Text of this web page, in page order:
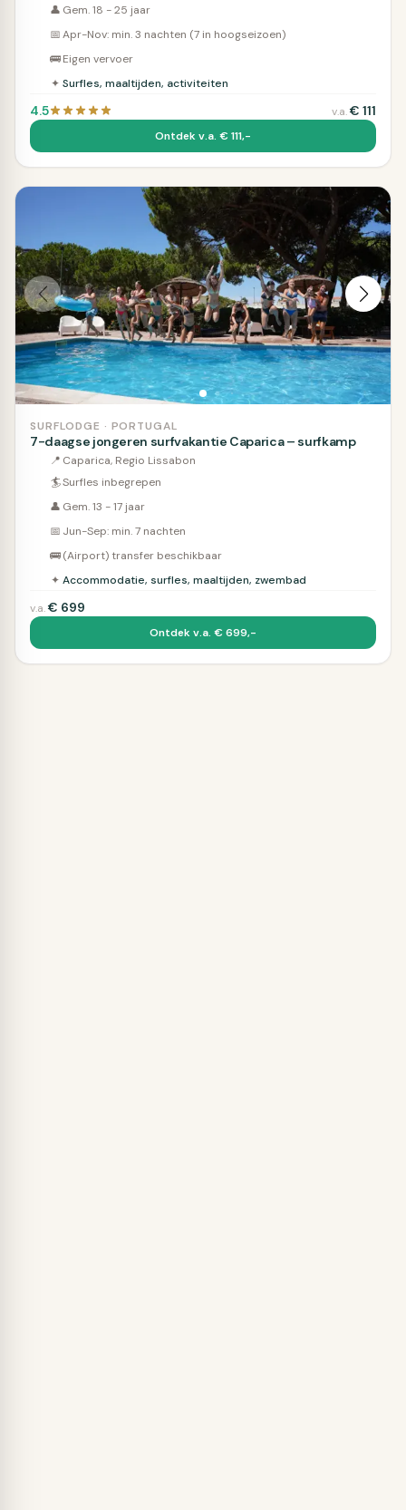
👤 Gem. 18 - 25 jaar
📅Apr-Nov: min. 3 nachten (7 in hoogseizoen)
🚌Eigen vervoer
✦ Surfles, maaltijden, activiteiten
4.5 v.a.€ 111
Ontdek v.a. € 111,-
SURFLODGE · PORTUGAL
7-daagse jongeren surfvakantie Caparica – surfkamp
📍 Caparica, Regio Lissabon
🏄Surfles inbegrepen
👤 Gem. 13 - 17 jaar
📅 Jun-Sep: min. 7 nachten
🚌(Airport) transfer beschikbaar
✦ Accommodatie, surfles, maaltijden, zwembad
v.a.€ 699
Ontdek v.a. € 699,-